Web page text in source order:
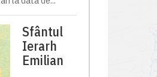
Sfântul
Ierarh
Emilian